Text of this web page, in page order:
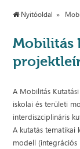
Nyitóoldal
Mobilitás
A Mobilitás
iskolai és területi
interdiszciplináris
A kutatás
modell